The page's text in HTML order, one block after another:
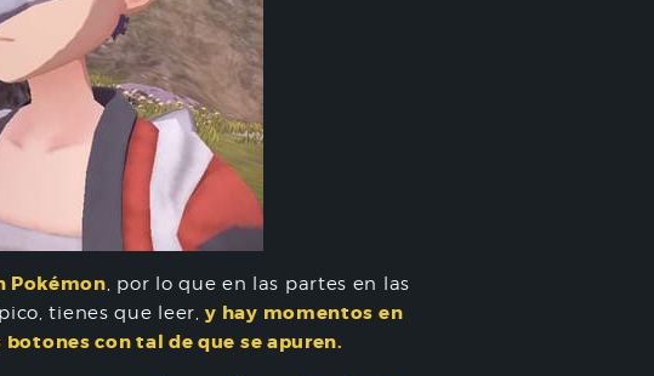
Pokémon, por lo que en las partes en las
tienes que leer,y hay momentos en
con tal de que se apuren.